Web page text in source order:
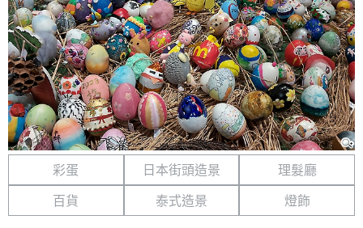
彩蛋 日本街頭造景
理髮廳
百貨
泰式造景 燈飾